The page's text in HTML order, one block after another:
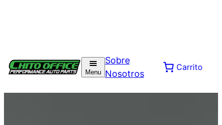
contenido
Menu
Sobre
Nosotros
Carrito